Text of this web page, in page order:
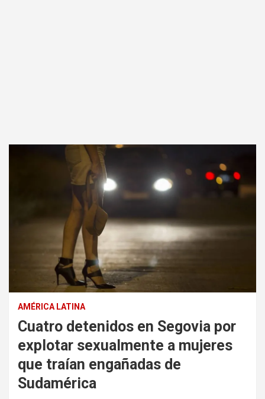
AMÉRICA LATINA
Cuatro detenidos en Segovia por
explotar sexualmente a mujeres
que traían engañadas de
Sudamérica